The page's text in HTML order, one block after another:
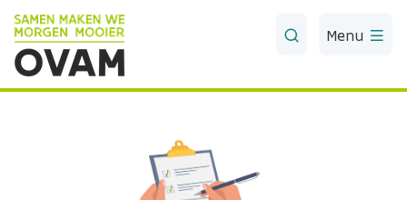
Skip to Main Content
Menu